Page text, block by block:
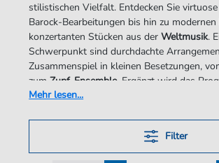
stilistischen Vielfalt. Entdecken Sie
Barock-Bearbeitungen bis hin zu
konzertanten Stücken aus derWeltmusik.
Schwerpunkt sind durchdachte
Zusammenspiel in kleinen Besetzungen,
zumZupf-Ensemble. Ergänzt wird das
pädagogisch wertvolles Lehrmaterial und
Bei notendownload.com finden Sie diese
Noten des Musikverlags Harald Burger als
Filter